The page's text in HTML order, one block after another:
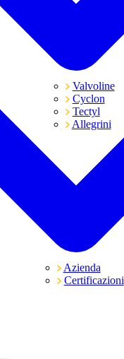
Valvoline
Cyclon
Tectyl
Allegrini
Azienda
Certificazioni